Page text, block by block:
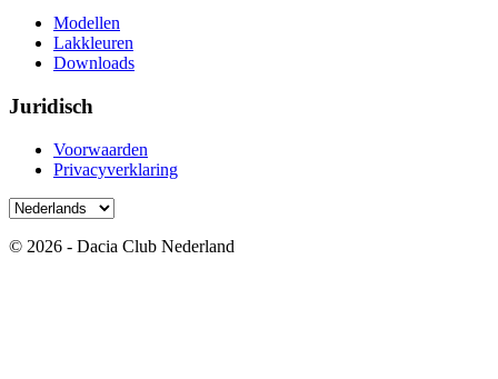
Modellen
Lakkleuren
Downloads
Juridisch
Voorwaarden
Privacyverklaring
© 2026 - Dacia Club Nederland